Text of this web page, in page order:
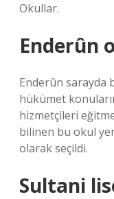
Okullar.
Enderûn
Enderûn sarayda
hükümet
hizmetçileri
bilinen bu okul
olarak seçildi.
Sultani